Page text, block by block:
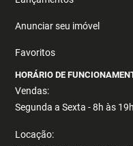
Anunciar seu imóvel
Favoritos
HORÁRIO DE
Vendas:
Segunda a Sexta - 8h às
Locação: